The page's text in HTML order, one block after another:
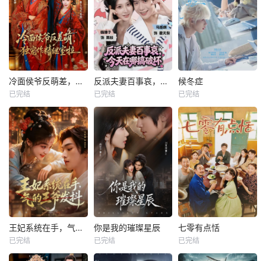
冷面侯爷反萌差，独宠作精继室啦
已完结
反派夫妻百事哀，今天在哪搞破坏
已完结
候冬症
已完结
王妃系统在手，气的王爷发抖
已完结
你是我的璀璨星辰
已完结
七零有点恬
已完结